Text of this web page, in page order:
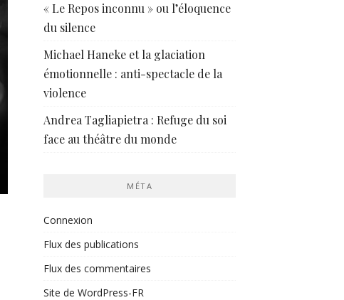
« Le Repos inconnu » ou l’éloquence
du silence
Michael Haneke et la glaciation
émotionnelle : anti-spectacle de la
violence
Andrea Tagliapietra : Refuge du soi
face au théâtre du monde
MÉTA
Connexion
Flux des publications
Flux des commentaires
Site de WordPress-FR